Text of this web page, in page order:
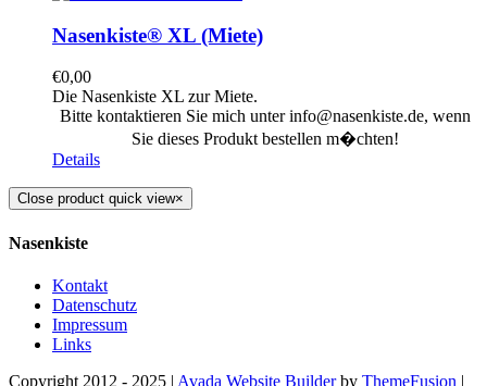
Nasenkiste® XL (Miete)
€0,00
Die Nasenkiste XL zur Miete.
Bitte kontaktieren Sie mich unter info@nasenkiste.de, wenn
Sie dieses Produkt bestellen m�chten!
Details
Close product quick view×
Nasenkiste
Kontakt
Datenschutz
Impressum
Links
Copyright 2012 - 2025 | Avada Website Builderby ThemeFusion |